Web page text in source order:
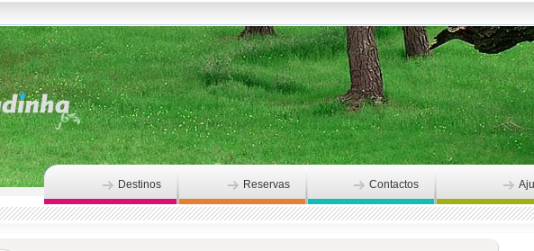
Destinos Reservas Contactos